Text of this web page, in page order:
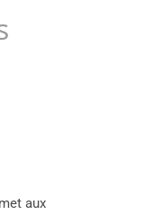
aux